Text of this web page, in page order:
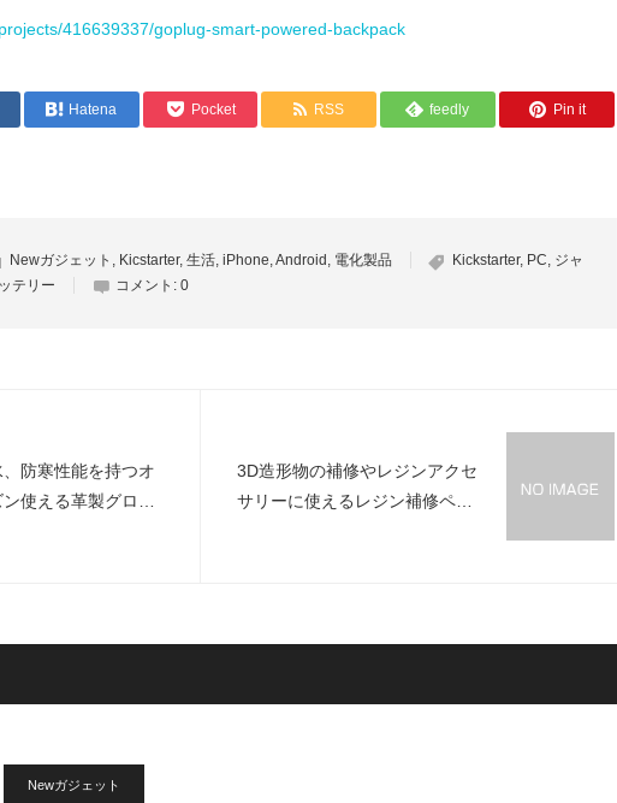
416639337/goplug-smart-powered-backpack
Hatena Pocket RSS feedly Pin it
Newガジェット , Kicstarter, 生活, iPhone,Android , 電化製品 Kickstarter, PC, ジャ
テリー コメント: 0
防寒性能を持つオ
使える革製グロー
3D造形物の補修やレジンアクセ
サリーに使えるレジン補修ペン
Newガジェット